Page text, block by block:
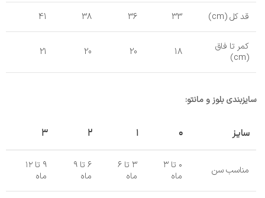
قد کل (cm) 33
36
38
41
کمر تا فاق
(cm)
18
20
20
21
سایزبندی بلوز و مانتو:
سایز ۰ ۱ ۲ ۳
مناسب سن
۰ تا ۳
ماه
۳ تا ۶
ماه
۶ تا ۹
ماه
۹ تا ۱۲
ماه